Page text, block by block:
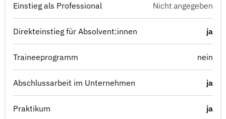
Einstieg als Professional Nicht angegeben
Direkteinstieg für Absolvent:innen ja
Traineeprogramm nein
Abschlussarbeit im Unternehmen ja
Praktikum ja